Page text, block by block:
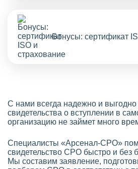
Бонусы: сертификат
С нами всегда надежно и
свидетельства о вступлении в
организацию не займет много
Специалисты «Арсенал-СРО»
свидетельство СРО быстро и без
Мы составим заявление,